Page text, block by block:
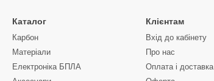
Каталог
Карбон
Матеріали
Електроніка БПЛА
Клієнтам
Вхід до кабінету
Про нас
Оплата і доставка